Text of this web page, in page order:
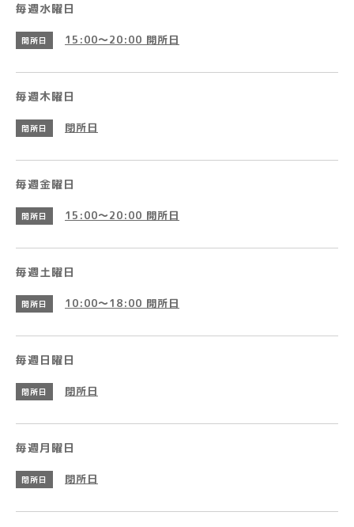
毎週水曜日
開所日 15:00～20:00 開所日
毎週木曜日
閉所日 閉所日
毎週金曜日
開所日 15:00～20:00 開所日
毎週土曜日
開所日 10:00～18:00 開所日
毎週日曜日
閉所日 閉所日
毎週月曜日
閉所日 閉所日